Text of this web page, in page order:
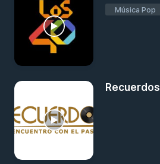
Música Pop
Recuerdos